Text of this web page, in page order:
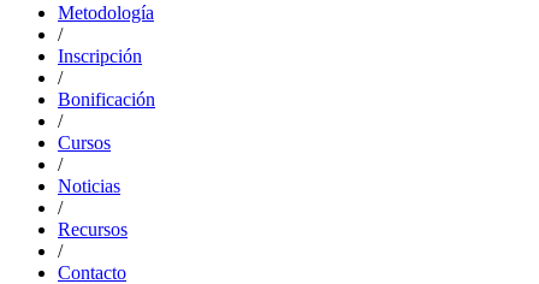
Metodología
/
Inscripción
/
Bonificación
/
Cursos
/
Noticias
/
Recursos
/
Contacto